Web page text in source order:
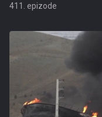
411. epizode